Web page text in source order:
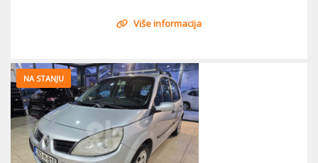
Više informacija
NA STANJU